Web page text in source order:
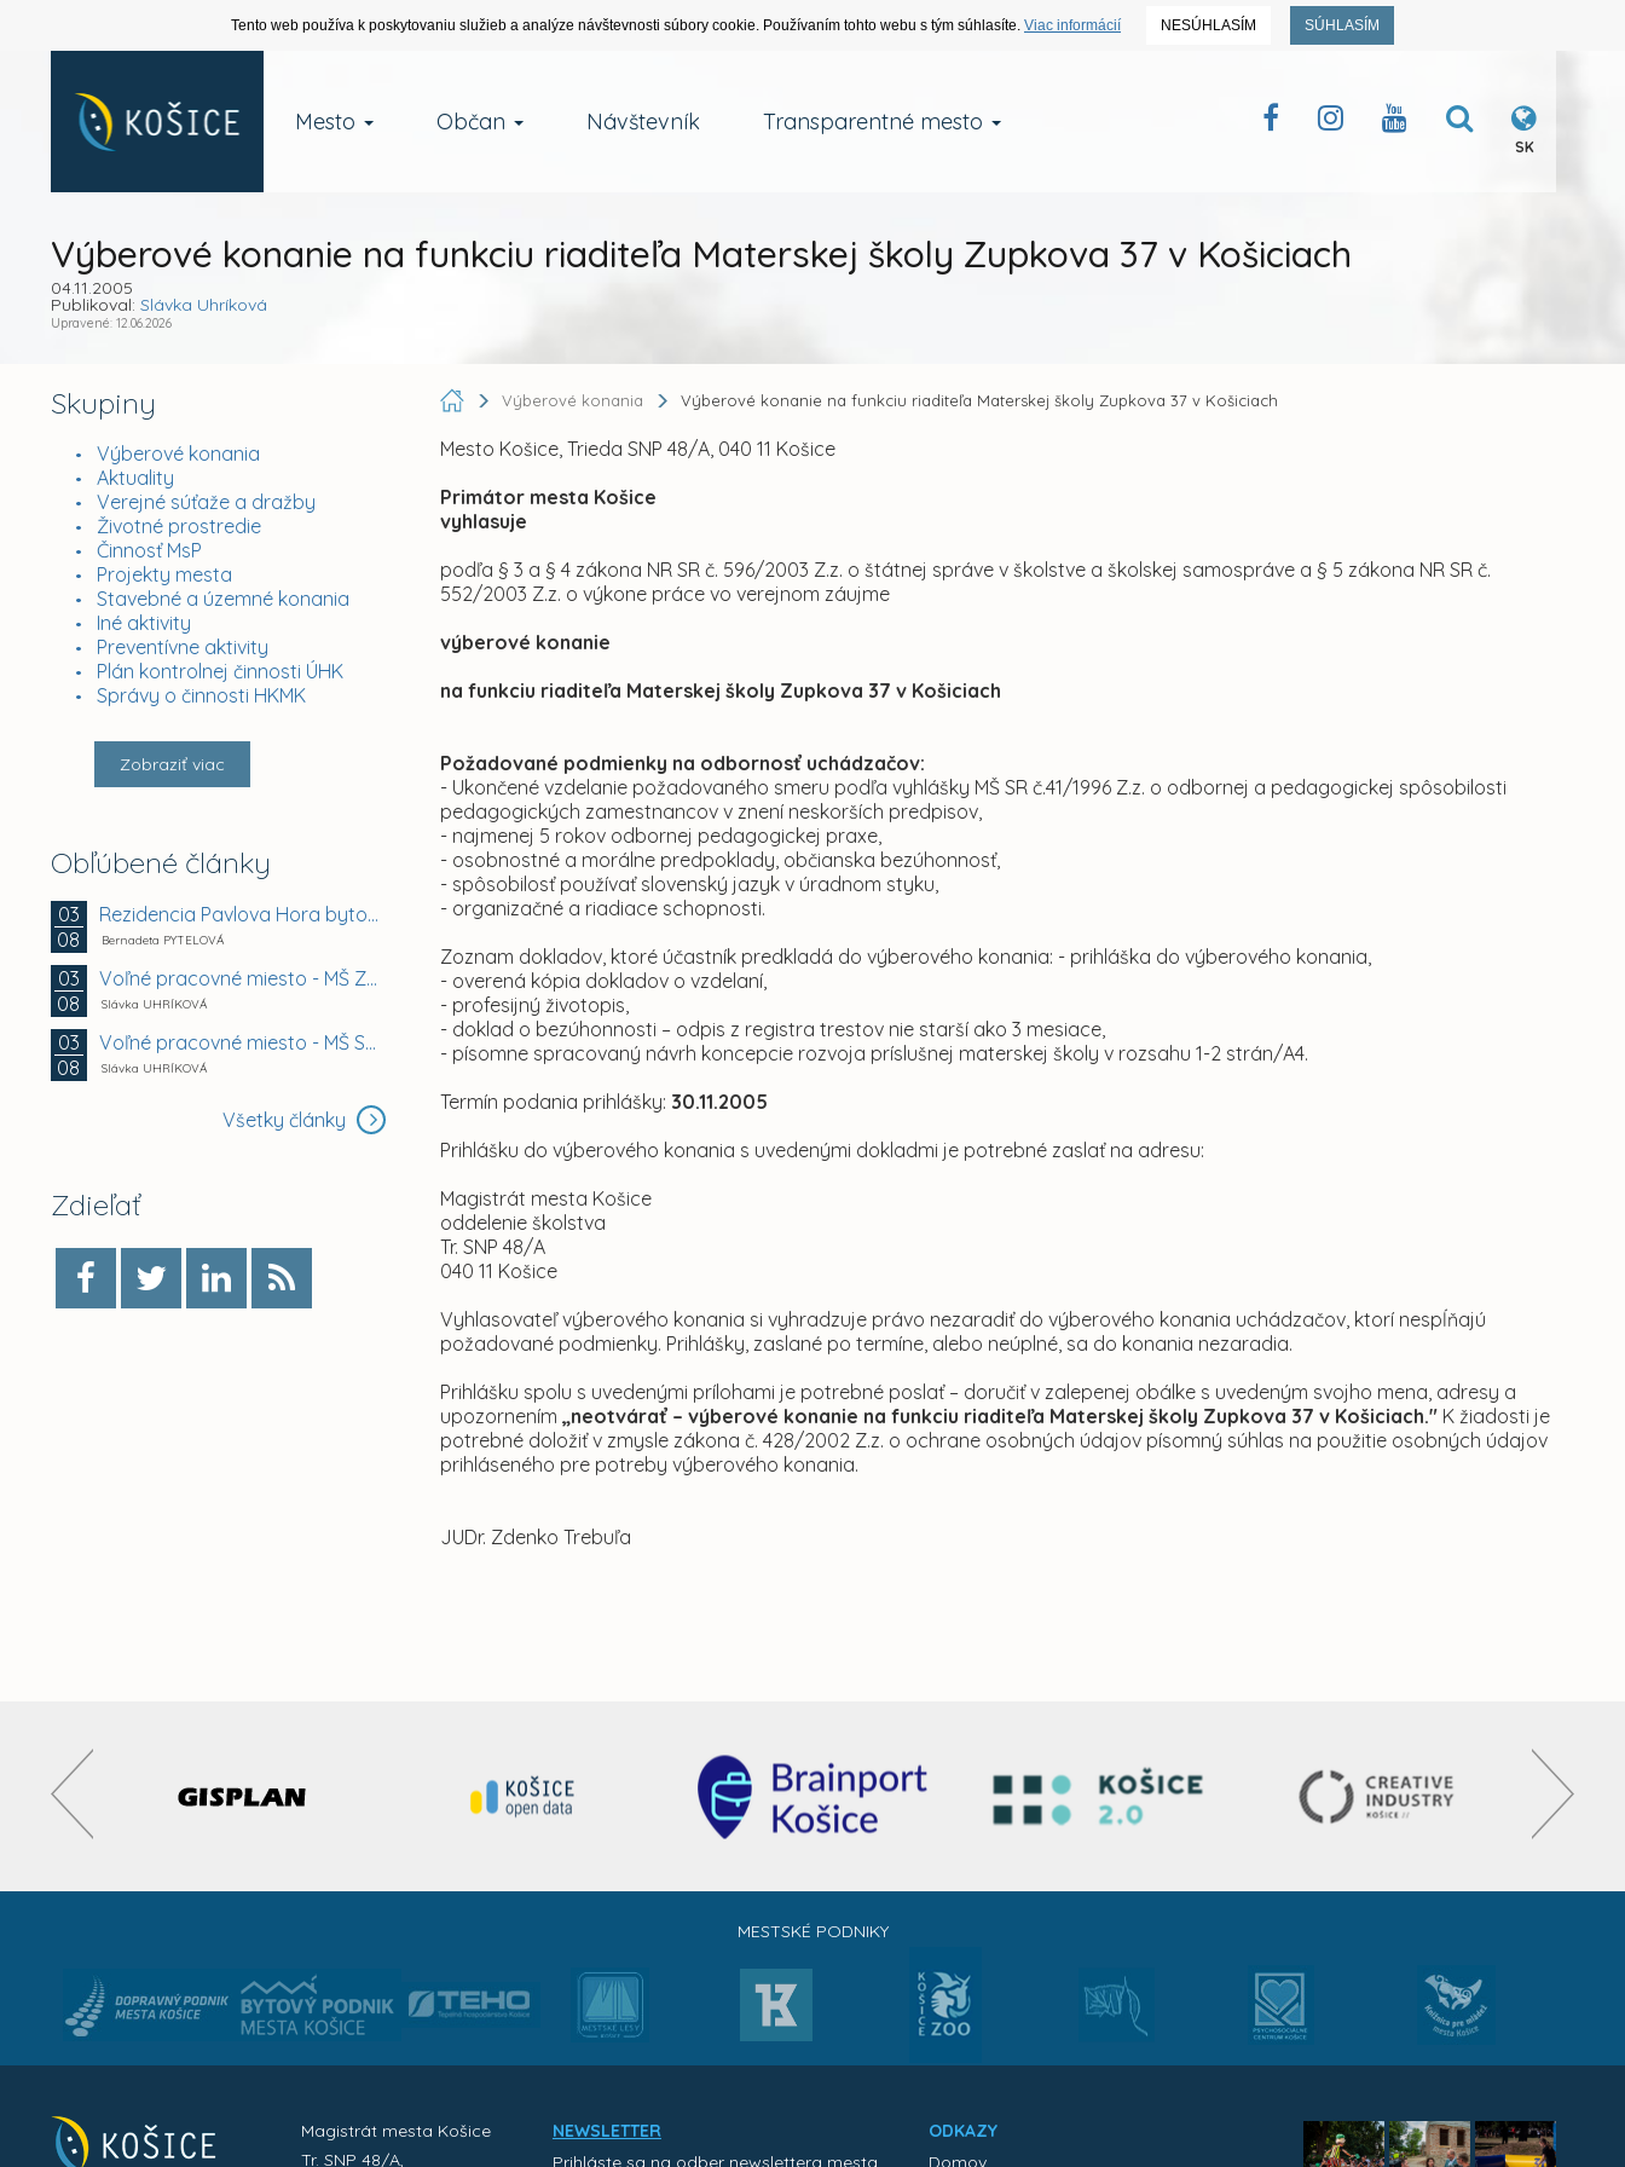
Tento web používa k poskytovaniu služieb a analýze návštevnosti súbory cookie. Používaním tohto webu s tým súhlasíte. Viac informácií NESÚHLASÍM SÚHLASÍM
Mesto Občan Návštevník Transparentné mesto
SK
Výberové konanie na funkciu riaditeľa Materskej školy Zupkova 37 v Košiciach
04.11.2005
Publikoval: Slávka Uhríková
Upravené: 12.06.2026
Skupiny
Výberové konania
Aktuality
Verejné súťaže a dražby
Životné prostredie
Činnosť MsP
Projekty mesta
Stavebné a územné konania
Iné aktivity
Preventívne aktivity
Plán kontrolnej činnosti ÚHK
Správy o činnosti HKMK
Zobraziť viac
Obľúbené články
03
08
Rezidencia Pavlova Hora bytový dom A + B +...
Bernadeta PYTELOVÁ
03
08
Voľné pracovné miesto - MŠ Zuzkin park 2, Košice -...
Slávka UHRÍKOVÁ
03
08
Voľné pracovné miesto - MŠ Smetanova 11, Košice -...
Slávka UHRÍKOVÁ
Všetky články
Zdieľať
Výberové konania Výberové konanie na funkciu riaditeľa Materskej školy Zupkova 37 v Košiciach
Mesto Košice, Trieda SNP 48/A, 040 11 Košice
Primátor mesta Košice
vyhlasuje
podľa § 3 a § 4 zákona NR SR č. 596/2003 Z.z. o štátnej správe v školstve a školskej samospráve a § 5 zákona NR SR č.
552/2003 Z.z. o výkone práce vo verejnom záujme
výberové konanie
na funkciu riaditeľa Materskej školy Zupkova 37 v Košiciach
Požadované podmienky na odbornosť uchádzačov:
- Ukončené vzdelanie požadovaného smeru podľa vyhlášky MŠ SR č.41/1996 Z.z. o odbornej a pedagogickej spôsobilosti
pedagogických zamestnancov v znení neskorších predpisov,
- najmenej 5 rokov odbornej pedagogickej praxe,
- osobnostné a morálne predpoklady, občianska bezúhonnosť,
- spôsobilosť používať slovenský jazyk v úradnom styku,
- organizačné a riadiace schopnosti.
Zoznam dokladov, ktoré účastník predkladá do výberového konania: - prihláška do výberového konania,
- overená kópia dokladov o vzdelaní,
- profesijný životopis,
- doklad o bezúhonnosti – odpis z registra trestov nie starší ako 3 mesiace,
- písomne spracovaný návrh koncepcie rozvoja príslušnej materskej školy v rozsahu 1-2 strán/A4.
Termín podania prihlášky: 30.11.2005
Prihlášku do výberového konania s uvedenými dokladmi je potrebné zaslať na adresu:
Magistrát mesta Košice
oddelenie školstva
Tr. SNP 48/A
040 11 Košice
Vyhlasovateľ výberového konania si vyhradzuje právo nezaradiť do výberového konania uchádzačov, ktorí nespĺňajú
požadované podmienky. Prihlášky, zaslané po termíne, alebo neúplné, sa do konania nezaradia.
Prihlášku spolu s uvedenými prílohami je potrebné poslať – doručiť v zalepenej obálke s uvedeným svojho mena, adresy a
upozornením„neotvárať – výberové konanie na funkciu riaditeľa Materskej školy Zupkova 37 v Košiciach." K žiadosti je
potrebné doložiť v zmysle zákona č. 428/2002 Z.z. o ochrane osobných údajov písomný súhlas na použitie osobných údajov
prihláseného pre potreby výberového konania.
JUDr. Zdenko Trebuľa
MESTSKÉ PODNIKY
Magistrát mesta Košice
Tr. SNP 48/A,
NEWSLETTER
Prihláste sa na odber newslettera mesta
ODKAZY
Domov